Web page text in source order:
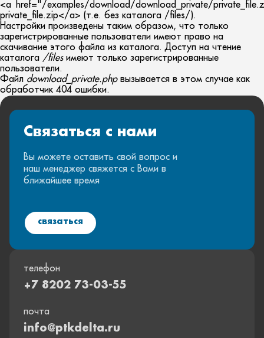
<a href="/examples/download/download_private/
private_file.zip</a> (т.е. без каталога /files/).
Настройки произведены таким образом, что только
зарегистрированные пользователи имеют право на
скачивание этого файла из каталога. Доступ на чтение
каталога /filesимеют только зарегистрированные
пользователи.
Файл download_private.phpвызывается в этом случае как
обработчик 404 ошибки.
телефон
+7 8202 73-03-55
почта
info@ptkdelta.ru
Связаться с нами
Вы можете оставить свой вопрос и
наш менеджер свяжется с Вами в
ближайшее время
связаться